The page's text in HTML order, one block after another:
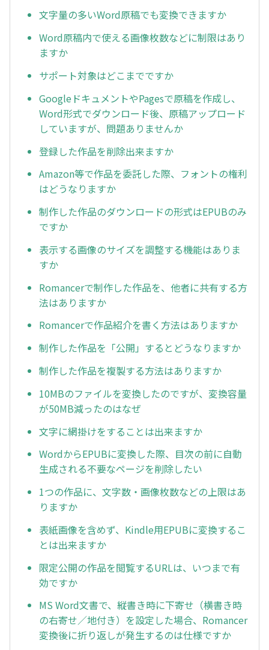
文字量の多いWord原稿でも変換できますか
Word原稿内で使える画像枚数などに制限はあり
ますか
サポート対象はどこまでですか
GoogleドキュメントやPagesで原稿を作成し、
Word形式でダウンロード後、原稿アップロード
していますが、問題ありませんか
登録した作品を削除出来ますか
Amazon等で作品を委託した際、フォントの権利
はどうなりますか
制作した作品のダウンロードの形式はEPUBのみ
ですか
表示する画像のサイズを調整する機能はありま
すか
Romancerで制作した作品を、他者に共有する方
法はありますか
Romancerで作品紹介を書く方法はありますか
制作した作品を「公開」するとどうなりますか
制作した作品を複製する方法はありますか
10MBのファイルを変換したのですが、変換容量
が50MB減ったのはなぜ
文字に網掛けをすることは出来ますか
WordからEPUBに変換した際、目次の前に自動
生成される不要なページを削除したい
1つの作品に、文字数・画像枚数などの上限はあ
りますか
表紙画像を含めず、Kindle用EPUBに変換するこ
とは出来ますか
限定公開の作品を閲覧するURLは、いつまで有
効ですか
MS Word文書で、縦書き時に下寄せ（横書き時
の右寄せ／地付き）を設定した場合、Romancer
変換後に折り返しが発生するのは仕様ですか